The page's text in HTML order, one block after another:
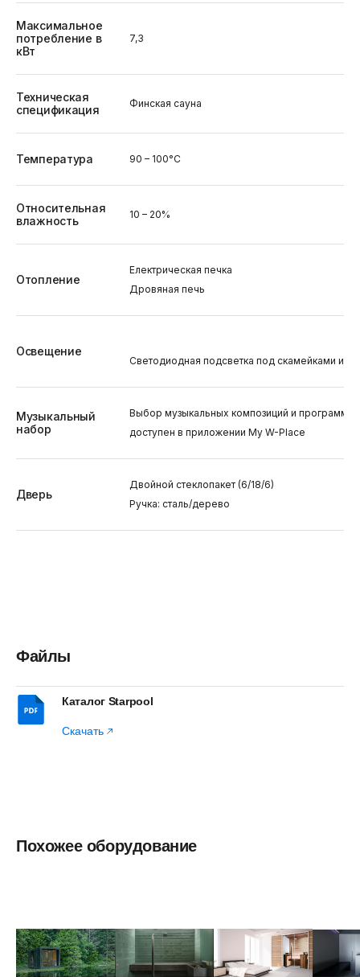
Максимальное
потребление в
кВт
7,3
Техническая
спецификация
Финская сауна
Температура 90 – 100°C
Относительная
влажность
10 – 20%
Отопление
Електрическая печка
Дровяная печь
Освещение
Светодиодная подсветка под скамейками и
Музыкальный
набор
Выбор музыкальных композиций и программ
доступен в приложении My W-Place
Дверь
Двойной стеклопакет (6/18/6)
Ручка: сталь/дерево
Файлы
Каталог Starpool
Скачать
Похожее оборудование